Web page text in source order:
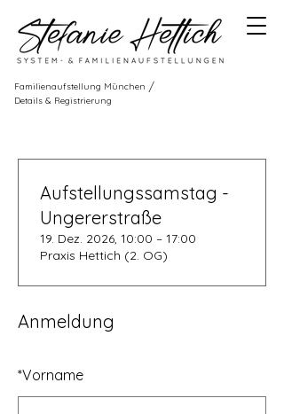
Familienaufstellung München /
Details & Registrierung
Anmeldung
*Vorname
Aufstellungssamstag -
Ungererstraße
19. Dez. 2026, 10:00 – 17:00
Praxis Hettich (2. OG)